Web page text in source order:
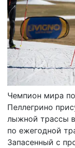
Чемпион мира
Пеллегрино
лыжной трассы
по ежегодной
Запасенный с